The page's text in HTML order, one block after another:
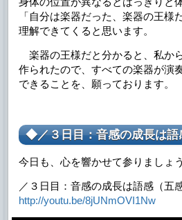
「自分は楽器だった、楽器の王様
理解できてくると思います。
楽器の王様だと分かると、私か
作られたので、すべての楽器が演
できることを、願っております。
◆／３日目：音感の成長は語
今日も、心を響かせて参りましょ
／３日目：音感の成長は語感（五
http://youtu.be/8jUNmOVI1Nw